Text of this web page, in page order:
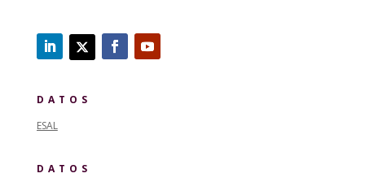
DATOS
ESAL
DATOS